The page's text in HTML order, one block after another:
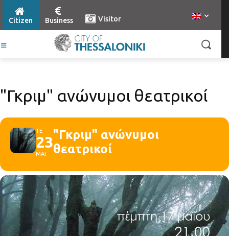
Citizen Business Visitor
"Γκριμ" ανώνυμοι θεατρικοί
ΤΕ
23
ΜΑΙ
"Γκριμ" ανώνυμοι
θεατρικοί